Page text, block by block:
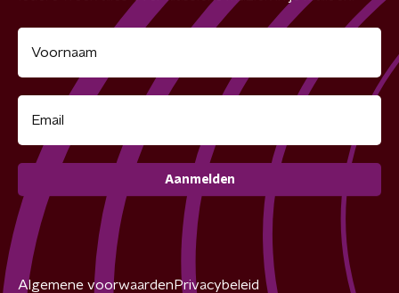
Aanmelden
Algemene voorwaarden Privacybeleid